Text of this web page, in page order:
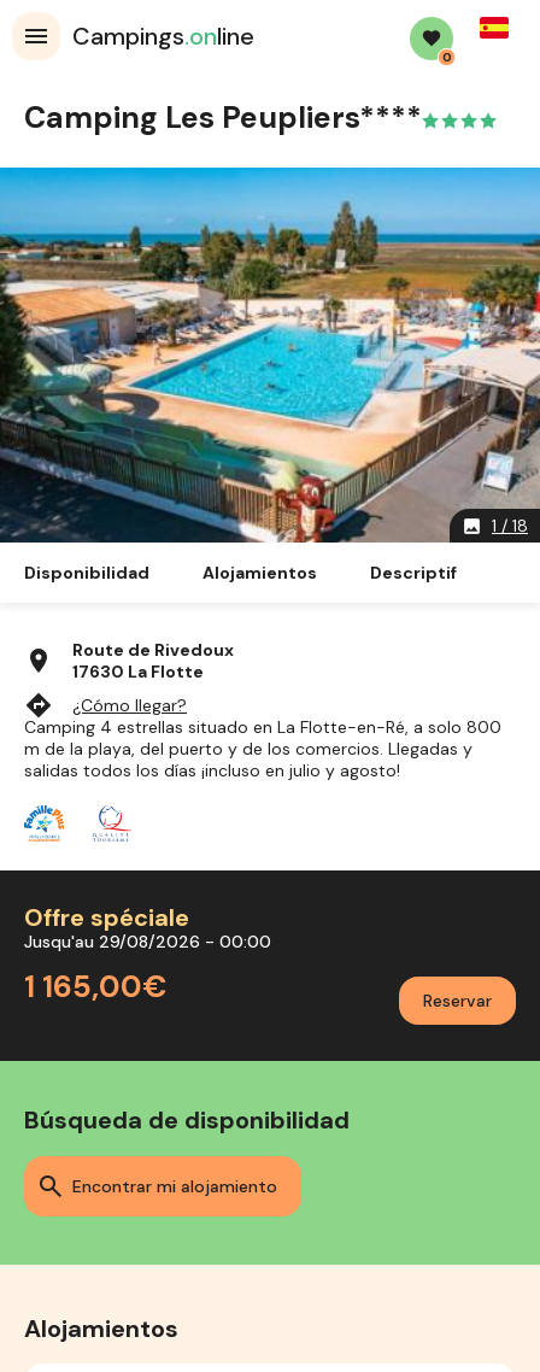
Campings.online
0
Camping Les Peupliers****
image 1 / 18
Disponibilidad Alojamientos Descriptif
location_on
Route de Rivedoux
17630 La Flotte
directions
¿Cómo llegar?
Camping 4 estrellas situado en La Flotte-en-Ré, a solo 800
m de la playa, del puerto y de los comercios. Llegadas y
salidas todos los días ¡incluso en julio y agosto!
Offre spéciale
Jusqu'au 29/08/2026 - 00:00
1 165,00€ Reservar
Búsqueda de disponibilidad
encontrar mi alojamiento
Alojamientos